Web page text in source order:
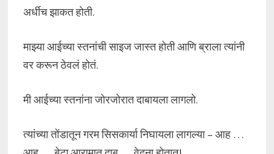
अर्धीच झाकत होती.
माझ्या आईच्या स्तनांची साइज जास्त होती आणि ब्राला त्यांनी
वर करून ठेवलं होतं.
मी आईच्या स्तनांना जोरजोरात दाबायला लागलो.
त्यांच्या तोंडातून गरम सिसकार्या निघायला लागल्या – आह …